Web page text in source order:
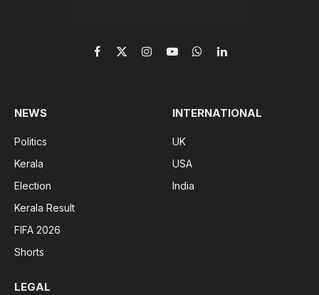
Facebook
X
InstagramYouTubeWhatsAppLinkedIn
NEWS
Politics
Kerala
Election
Kerala Result
FIFA 2026
Shorts
INTERNATIONAL
UK
USA
India
LEGAL